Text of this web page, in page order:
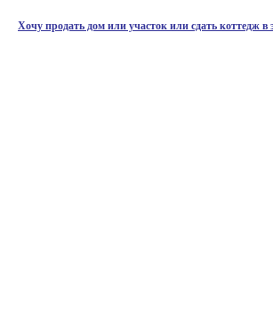
Хочу продать дом или участок или сдать коттедж в